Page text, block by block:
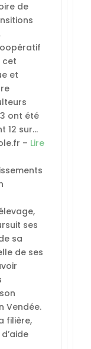
de
cet
et
ont été
12 sur…
– Lire
ses
sa
de ses
Vendée.
filière,